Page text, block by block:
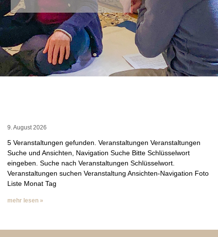
9. August 2026
5 Veranstaltungen gefunden. Veranstaltungen Veranstaltungen
Suche und Ansichten, Navigation Suche Bitte Schlüsselwort
eingeben. Suche nach Veranstaltungen Schlüsselwort.
Veranstaltungen suchen Veranstaltung Ansichten-Navigation Foto
Liste Monat Tag
mehr lesen »